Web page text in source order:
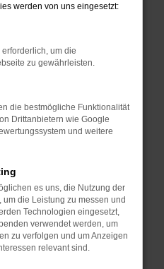
wie Werbeblocker,
Seiten
die Seite in einem
vorübergehende
neuesten Stand
nicht nur ein
kann auch dazu
Funktionen nicht mehr
werden von uns eingesetzt:
um die
zu gewährleisten.
die bestmögliche Funktionalität
Drittanbietern wie Google
und weitere
es uns, die Nutzung der
die Leistung zu messen und
Technologien eingesetzt,
verwendet werden, um
zu verfolgen und um Anzeigen
relevant sind.